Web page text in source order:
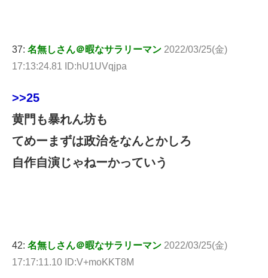
37: 名無しさん＠暇なサラリーマン 2022/03/25(金)
17:13:24.81 ID:hU1UVqjpa
>>25
黄門も暴れん坊も
てめーまずは政治をなんとかしろ
自作自演じゃねーかっていう
42: 名無しさん＠暇なサラリーマン 2022/03/25(金)
17:17:11.10 ID:V+moKKT8M